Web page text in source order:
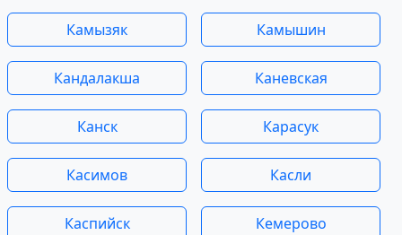
Камызяк Камышин
Кандалакша Каневская
Канск Карасук
Касимов Касли
Каспийск Кемерово